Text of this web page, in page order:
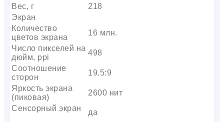
Вес, г
218
Экран
Количество
цветов экрана
16 млн.
Число пикселей на
дюйм, ppi
498
Соотношение
сторон
19.5:9
Яркость экрана
(пиковая)
2600 нит
Сенсорный экран
да